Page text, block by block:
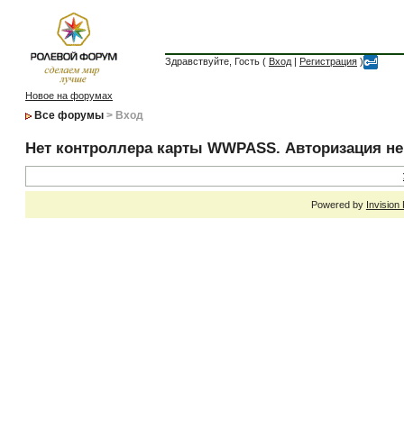
Здравствуйте, Гость ( Вход | Регистрация )
Новое на форумах
Все форумы > Вход
Нет контроллера карты WWPASS. Авторизация
Powered by Invision